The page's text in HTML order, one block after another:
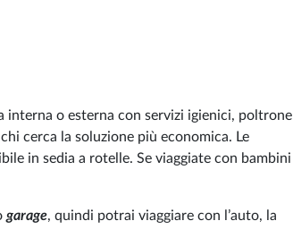
interna o esterna con servizi igienici, poltrone
cerca la soluzione più economica. Le
in sedia a rotelle. Se viaggiate con bambini
garage, quindi potrai viaggiare con l’auto, la